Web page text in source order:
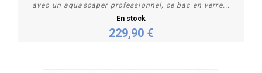
Acheter
avec un aquascaper professionnel, ce bac en verre...
En stock
229,90 €